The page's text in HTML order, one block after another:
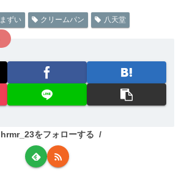
まずい クリームパン 八天堂
hrmr_23をフォローする